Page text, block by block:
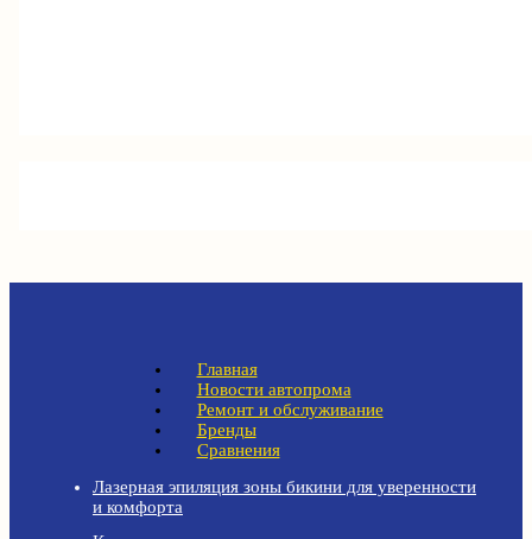
Главная
Новости автопрома
Ремонт и обслуживание
Бренды
Сравнения
Лазерная эпиляция зоны бикини для уверенности
и комфорта